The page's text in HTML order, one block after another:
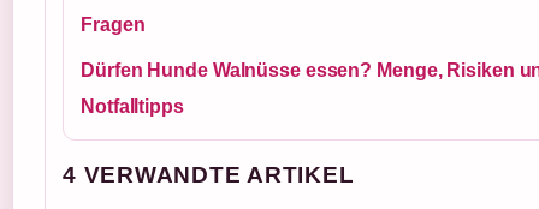
Fragen
Dürfen Hunde Walnüsse essen? Menge, Risiken
Notfalltipps
4 VERWANDTE ARTIKEL